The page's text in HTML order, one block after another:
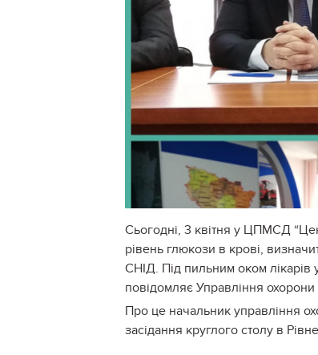
Сьогодні, 3 квітня у ЦПМСД
рівень глюкози в крові,
СНІД. Під пильним оком лікарів
повідомляє Управління охорони
Про це начальник управління
засідання круглого столу в